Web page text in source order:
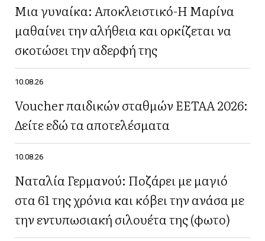
Μια γυναίκα: Αποκλειστικό-Η Μαρίνα
μαθαίνει την αλήθεια και ορκίζεται να
σκοτώσει την αδερφή της
10.08.26
Voucher παιδικών σταθμών ΕΕΤΑΑ 2026:
Δείτε εδώ τα αποτελέσματα
10.08.26
Ναταλία Γερμανού: Ποζάρει με μαγιό
στα 61 της χρόνια και κόβει την ανάσα με
την εντυπωσιακή σιλουέτα της (φωτο)